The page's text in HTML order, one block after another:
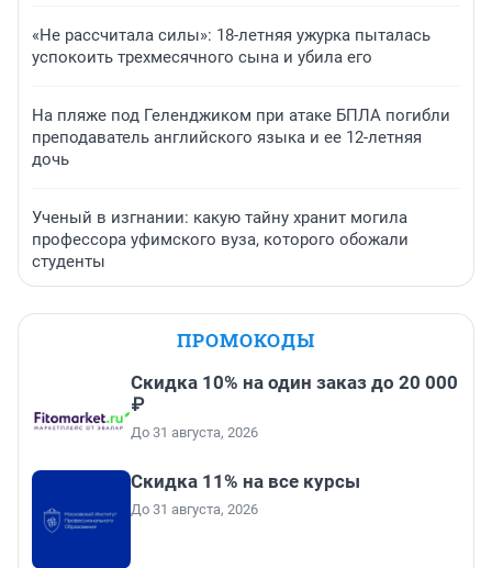
«Не рассчитала силы»: 18-летняя ужурка пыталась
успокоить трехмесячного сына и убила его
На пляже под Геленджиком при атаке БПЛА погибли
преподаватель английского языка и ее 12-летняя
дочь
Ученый в изгнании: какую тайну хранит могила
профессора уфимского вуза, которого обожали
студенты
ПРОМОКОДЫ
Скидка 10% на один заказ до 20 000
₽
До 31 августа, 2026
Скидка 11% на все курсы
До 31 августа, 2026